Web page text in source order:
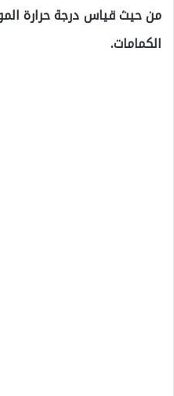
من حيث قياس درجة حرارة
الكمامات.